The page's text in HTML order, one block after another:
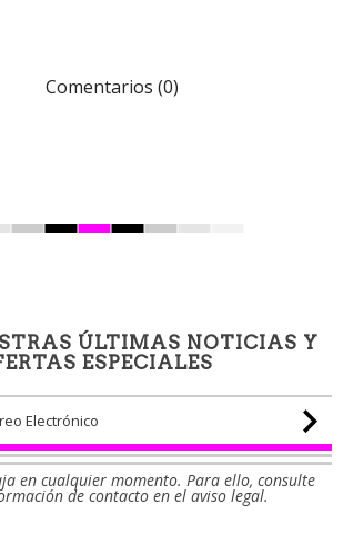
Comentarios (0)
ÚLTIMAS NOTICIAS Y
ESPECIALES
en cualquier momento. Para ello, consulte
de contacto en el aviso legal.